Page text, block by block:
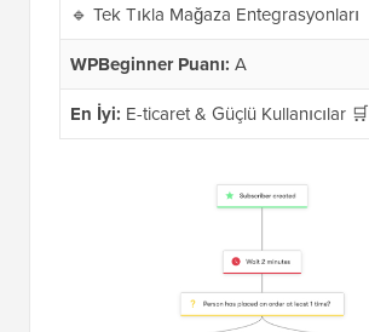
🔹 Tek Tıkla Mağaza Entegrasyonları
WPBeginner Puanı: A
En İyi: E-ticaret & Güçlü Kullanıcılar 🛒